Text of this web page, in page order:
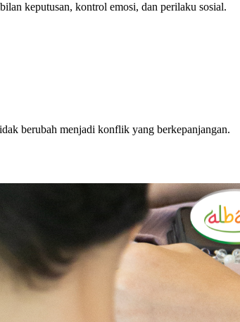
keputusan, kontrol emosi, dan perilaku sosial.
berubah menjadi konflik yang berkepanjangan.